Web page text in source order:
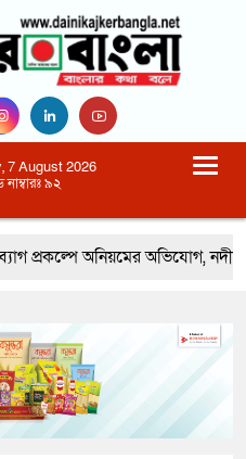
7 August 2026
৯২
অনিয়মের অভিযোগ, নদীরকূলে